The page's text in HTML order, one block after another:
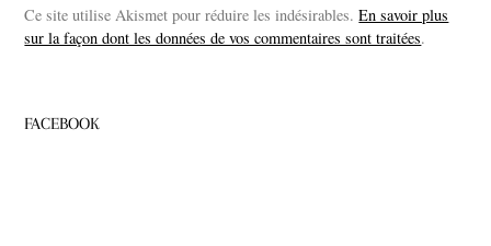
Ce site utilise Akismet pour réduire les indésirables.En savoir plus
sur la façon dont les données de vos commentaires sont traitées.
FACEBOOK